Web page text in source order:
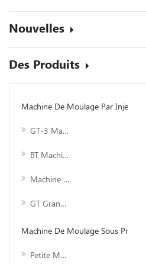
Nouvelles
Des Produits
Machine De Moulage Par Injection
GT-3 Machine De Moulage Par Injection Senior
BT Machine De Moulage Par Injection À Grande Vitesse
Machine De Moulage Par Injection Économique Gm
GT Grande Machine De Moulage Par Injection
Machine De Moulage Sous Pression
Petite Machine De Moulage Sous Pression